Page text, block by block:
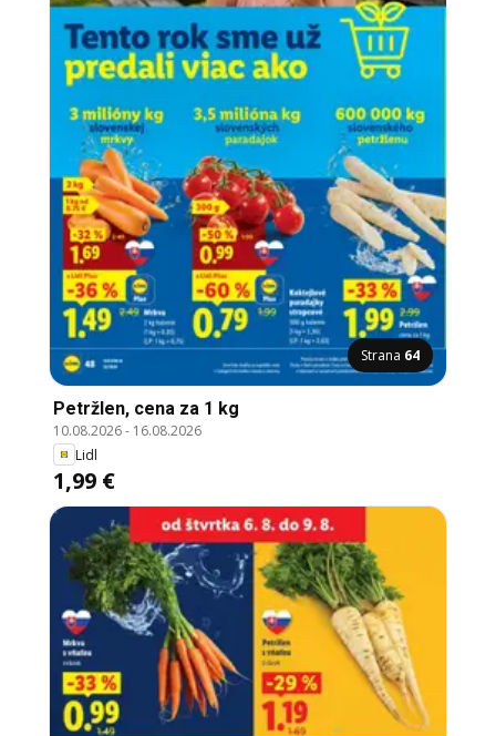
Strana 64
Petržlen, cena za 1 kg
10.08.2026- 16.08.2026
Lidl
1,99 €